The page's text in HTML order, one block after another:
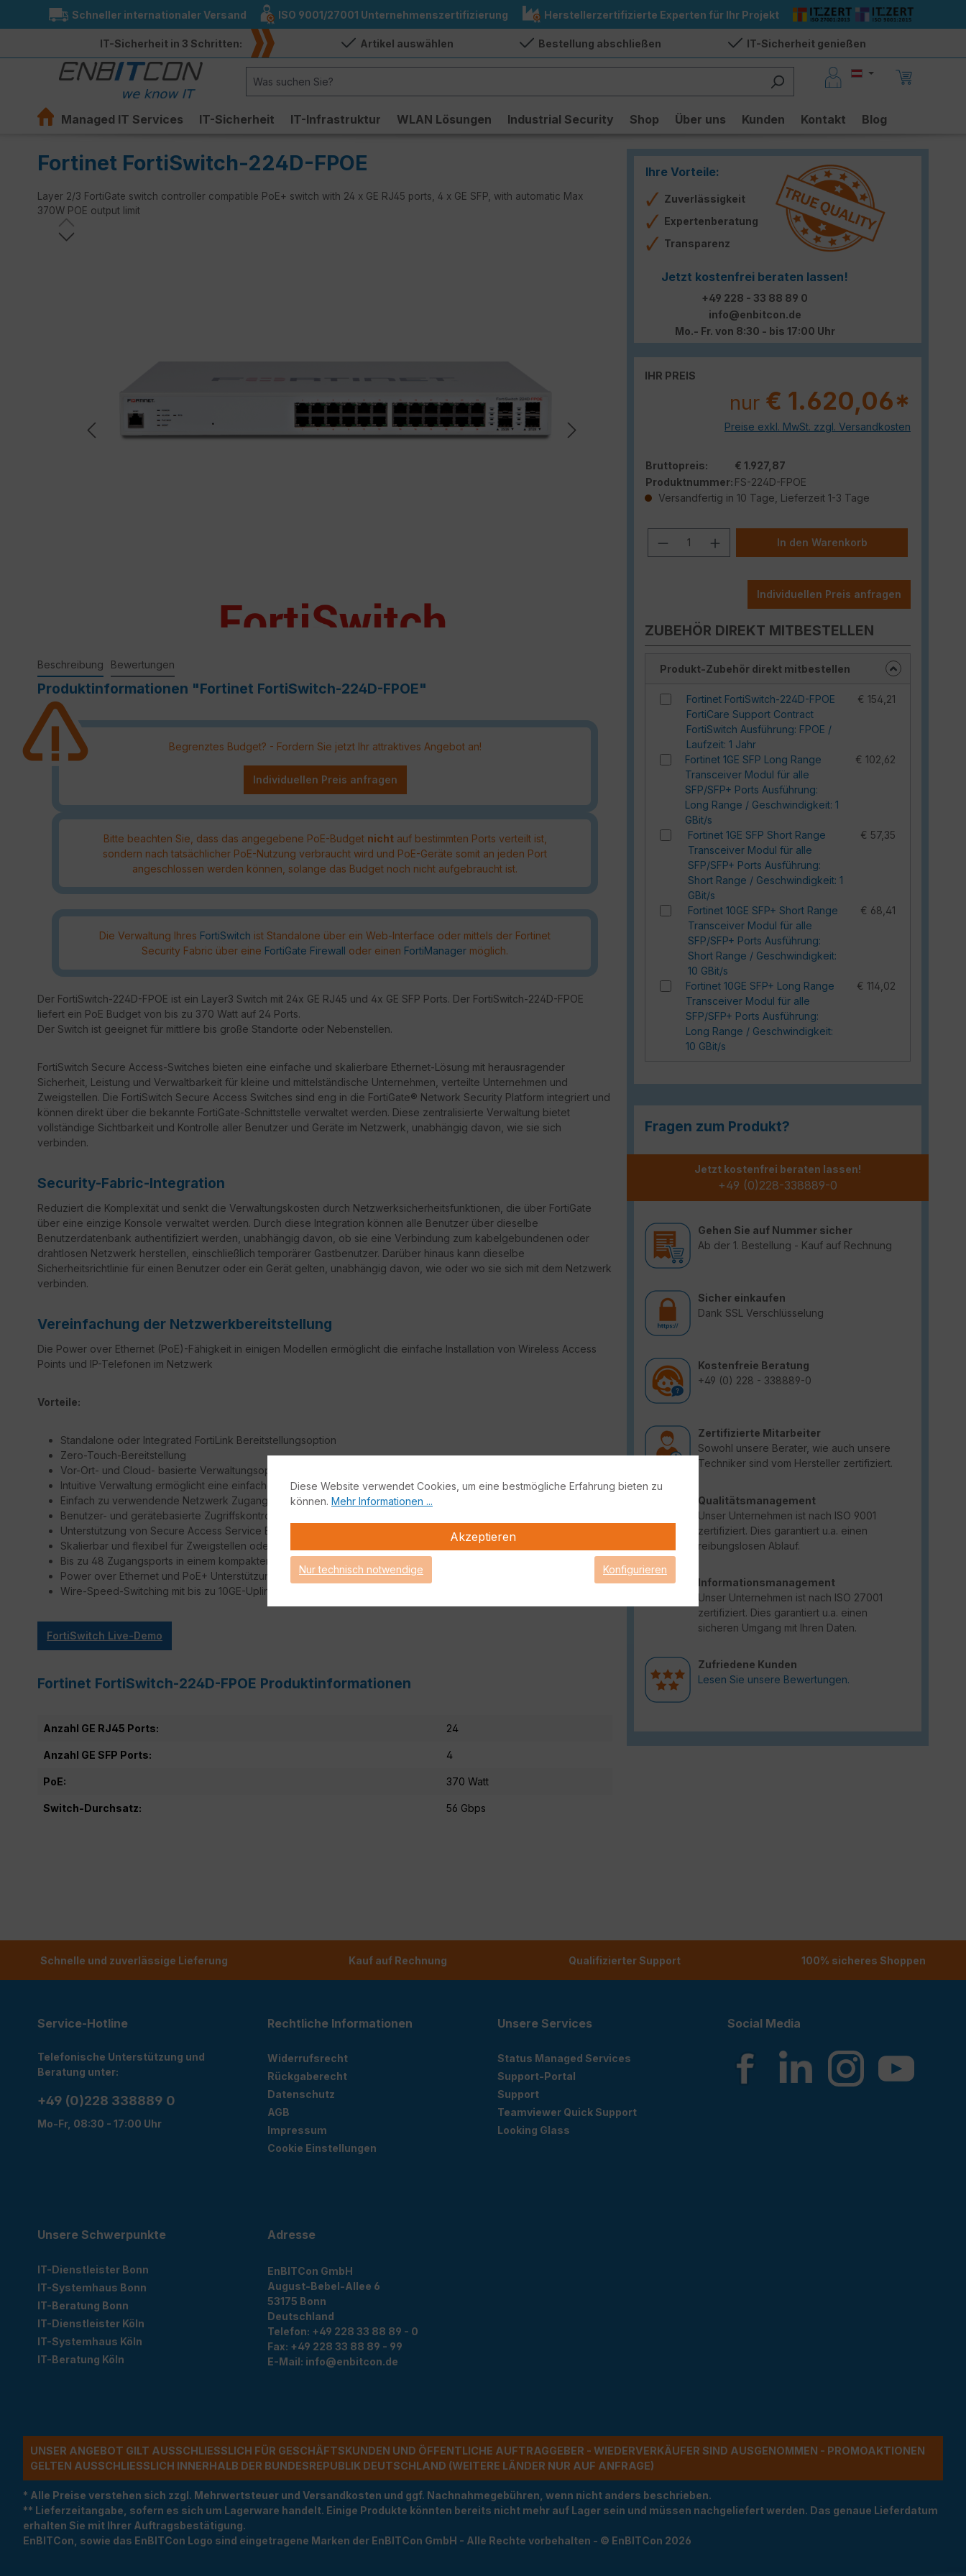
Zur Hauptnavigation springen
Schneller internationaler Versand ISO 9001/27001 Unternehmenszertifizierung Herstellerzertifizierte Experten für Ihr Projekt
IT-Sicherheit in 3 Schritten: Artikel auswählen Bestellung abschließen IT-Sicherheit genießen
Managed IT Services IT-Sicherheit IT-Infrastruktur WLAN Lösungen Industrial Security Shop Über uns Kunden Kontakt Blog
Fortinet FortiSwitch-224D-FPOE
Layer 2/3 FortiGate switch controller compatible PoE+ switch with 24 x GE RJ45 ports, 4 x GE SFP, with automatic Max
370W POE output limit
Bildergalerie überspringen
Ihre Vorteile:
Zuverlässigkeit
Expertenberatung
Transparenz
Jetzt kostenfrei beraten lassen!
+49 228 - 33 88 89 0
info@enbitcon.de
Mo.- Fr. von 8:30 - bis 17:00 Uhr
IHR PREIS
nur € 1.620,06*
Preise exkl. MwSt. zzgl. Versandkosten
Bruttopreis:
€ 1.927,87
Produktnummer: FS-224D-FPOE
Versandfertig in 10 Tage, Lieferzeit 1-3 Tage
Produkt Anzahl: Gib den
In den Warenkorb
Individuellen Preis anfragen
ZUBEHÖR DIREKT MITBESTELLEN
Produkt-Zubehör direkt mitbestellen
Fortinet FortiSwitch-224D-FPOE
FortiCare Support Contract
FortiSwitch Ausführung: FPOE /
Laufzeit: 1 Jahr
€ 154,21
Fortinet 1GE SFP Long Range
Transceiver Modul für alle
SFP/SFP+ Ports Ausführung:
Long Range / Geschwindigkeit: 1
GBit/s
€ 102,62
Fortinet 1GE SFP Short Range
Transceiver Modul für alle
SFP/SFP+ Ports Ausführung:
Short Range / Geschwindigkeit: 1
GBit/s
€ 57,35
Fortinet 10GE SFP+ Short Range
Transceiver Modul für alle
SFP/SFP+ Ports Ausführung:
Short Range / Geschwindigkeit:
10 GBit/s
€ 68,41
Fortinet 10GE SFP+ Long Range
Transceiver Modul für alle
SFP/SFP+ Ports Ausführung:
Long Range / Geschwindigkeit:
10 GBit/s
€ 114,02
Fragen zum Produkt?
Jetzt kostenfrei beraten lassen!
+49 (0)228-338889-0
Gehen Sie auf Nummer sicher
Ab der 1. Bestellung - Kauf auf Rechnung
Sicher einkaufen
Dank SSL Verschlüsselung
Kostenfreie Beratung
+49 (0) 228 - 338889-0
Zertifizierte Mitarbeiter
Sowohl unsere Berater, wie auch unsere
Techniker sind vom Hersteller zertifiziert.
Qualitätsmanagement
Unser Unternehmen ist nach ISO 9001
zertifiziert. Dies garantiert u.a. einen
reibungslosen Ablauf.
Informationsmanagement
Unser Unternehmen ist nach ISO 27001
zertifiziert. Dies garantiert u.a. einen
sicheren Umgang mit Ihren Daten.
Zufriedene Kunden
Lesen Sie unsere Bewertungen.
Beschreibung Bewertungen
Produktinformationen "Fortinet FortiSwitch-224D-FPOE"
Begrenztes Budget? - Fordern Sie jetzt Ihr attraktives Angebot an!
Individuellen Preis anfragen
Bitte beachten Sie, dass das angegebene PoE-Budget nichtauf bestimmten Ports verteilt ist,
sondern nach tatsächlicher PoE-Nutzung verbraucht wird und PoE-Geräte somit an jeden Port
angeschlossen werden können, solange das Budget noch nicht aufgebraucht ist.
Die Verwaltung Ihres FortiSwitch ist Standalone über ein Web-Interface oder mittels der Fortinet
Security Fabric über eine FortiGate Firewall oder einen FortiManager möglich.
Der FortiSwitch-224D-FPOE ist ein Layer3 Switch mit 24x GE RJ45 und 4x GE SFP Ports. Der FortiSwitch-224D-FPOE
liefert ein PoE Budget von bis zu 370 Watt auf 24 Ports.
Der Switch ist geeignet für mittlere bis große Standorte oder Nebenstellen.
FortiSwitch Secure Access-Switches bieten eine einfache und skalierbare Ethernet-Lösung mit herausragender
Sicherheit, Leistung und Verwaltbarkeit für kleine und mittelständische Unternehmen, verteilte Unternehmen und
Zweigstellen. Die FortiSwitch Secure Access Switches sind eng in die FortiGate® Network Security Platform integriert und
können direkt über die bekannte FortiGate-Schnittstelle verwaltet werden. Diese zentralisierte Verwaltung bietet
vollständige Sichtbarkeit und Kontrolle aller Benutzer und Geräte im Netzwerk, unabhängig davon, wie sie sich
verbinden.
Security-Fabric-Integration
Reduziert die Komplexität und senkt die Verwaltungskosten durch Netzwerksicherheitsfunktionen, die über FortiGate
über eine einzige Konsole verwaltet werden. Durch diese Integration können alle Benutzer über dieselbe
Benutzerdatenbank authentifiziert werden, unabhängig davon, ob sie eine Verbindung zum kabelgebundenen oder
drahtlosen Netzwerk herstellen, einschließlich temporärer Gastbenutzer. Darüber hinaus kann dieselbe
Sicherheitsrichtlinie für einen Benutzer oder ein Gerät gelten, unabhängig davon, wie oder wo sie sich mit dem Netzwerk
verbinden.
Vereinfachung der Netzwerkbereitstellung
Die Power over Ethernet (PoE)-Fähigkeit in einigen Modellen ermöglicht die einfache Installation von Wireless Access
Points und IP-Telefonen im Netzwerk
Vorteile:
Standalone oder Integrated FortiLink Bereitstellungsoption
Zero-Touch-Bereitstellung
Vor-Ort- und Cloud- basierte Verwaltungsoptionen
Intuitive Verwaltung ermöglicht eine einfache Einrichtung für Netzwerkzugang und Sicherheit
Einfach zu verwendende Netzwerk Zugangskontrolle (NAC) ohne Kosten
Benutzer- und gerätebasierte Zugriffskontrolle und Durchsetzung von Richtlinien
Unterstützung von Secure Access Service Edge (SASE)
Skalierbar und flexibel für Zweigstellen oder kleine Unternehmen
Bis zu 48 Zugangsports in einem kompakten 1 RU-Formfaktor
Power over Ethernet und PoE+ Unterstützung
Wire-Speed-Switching mit bis zu 10GE-Uplinks
FortiSwitch Live-Demo
Fortinet FortiSwitch-224D-FPOE Produktinformationen
Anzahl GE RJ45 Ports: 24
Anzahl GE SFP Ports: 4
PoE: 370 Watt
Switch-Durchsatz: 56 Gbps
Schnelle und zuverlässige Lieferung Kauf auf Rechnung Qualifizierter Support 100% sicheres Shoppen
Service-Hotline
Telefonische Unterstützung und
Beratung unter:
+49 (0)228 338889 0
Mo-Fr, 08:30 - 17:00 Uhr
Rechtliche Informationen
Widerrufsrecht
Rückgaberecht
Datenschutz
AGB
Impressum
Cookie Einstellungen
Unsere Services
Status Managed Services
Support-Portal
Support
Teamviewer Quick Support
Looking Glass
Social Media
Unsere Schwerpunkte
IT-Dienstleister Bonn
IT-Systemhaus Bonn
IT-Beratung Bonn
IT-Dienstleister Köln
IT-Systemhaus Köln
IT-Beratung Köln
Adresse
EnBITCon GmbH
August-Bebel-Allee 6
53175 Bonn
Deutschland
Telefon: +49 228 33 88 89 - 0
Fax: +49 228 33 88 89 - 99
E-Mail: info@enbitcon.de
UNSER ANGEBOT GILT AUSSCHLIESSLICH FÜR GESCHÄFTSKUNDEN UND ÖFFENTLICHE AUFTRAGGEBER - WIEDERVERKÄUFER SIND AUSGENOMMEN - PROMOAKTIONEN G
ELTEN AUSSCHLIESSLICH INNERHALB DER BUNDESREPUBLIK DEUTSCHLAND (WEITERE LÄNDER NUR AUF ANFRAGE)
* Alle Preise verstehen sich zzgl. Mehrwertsteuer und Versandkosten und ggf. Nachnahmegebühren, wenn nicht anders beschrieben.
** Lieferzeitangabe, sofern es sich um Lagerware handelt. Einige Produkte könnten bereits nicht mehr auf Lager sein und müssen nachgeliefert werden. Das genaue Lieferdatum
erhalten Sie mit Ihrer Auftragsbestätigung.
EnBITCon, sowie das EnBITCon Logo sind eingetragene Marken der EnBITCon GmbH - Alle Rechte vorbehalten - © EnBITCon 2026
Diese Website verwendet Cookies, um eine bestmögliche Erfahrung bieten zu
können. Mehr Informationen ...
Akzeptieren
Nur technisch notwendige Konfigurieren